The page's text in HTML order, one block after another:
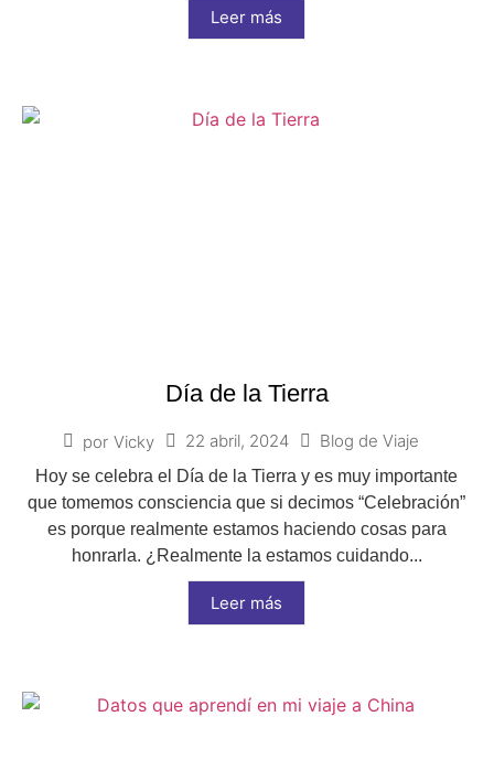
Leer más
Día de la Tierra
por Vicky 22 abril, 2024 Blog de Viaje
Hoy se celebra el Día de la Tierra y es muy importante
que tomemos consciencia que si decimos “Celebración”
es porque realmente estamos haciendo cosas para
honrarla. ¿Realmente la estamos cuidando...
Leer más